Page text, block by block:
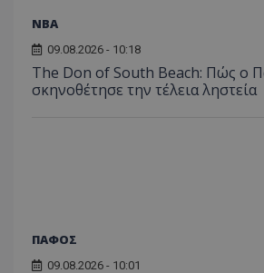
NBA
09.08.2026 - 10:18
The Don of South Beach: Πώς ο
σκηνοθέτησε την τέλεια ληστεία
ΠΑΦΟΣ
09.08.2026 - 10:01